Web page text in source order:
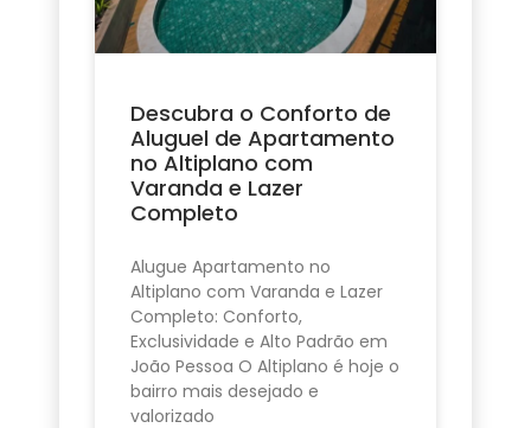
Descubra o Conforto de
Aluguel de Apartamento
no Altiplano com
Varanda e Lazer
Completo
Alugue Apartamento no
Altiplano com Varanda e Lazer
Completo: Conforto,
Exclusividade e Alto Padrão em
João Pessoa O Altiplano é hoje o
bairro mais desejado e
valorizado